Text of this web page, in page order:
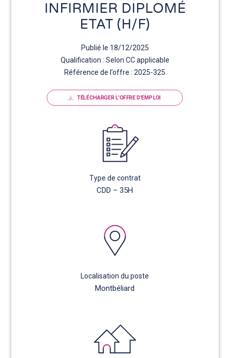
INFIRMIER DIPLOMÉ
ETAT (H/F)
Publié le 18/12/2025
Qualification : Selon CC applicable
Référence de l’offre : 2025-325
TÉLÉCHARGER L'OFFRE D'EMPLOI
Type de contrat
CDD – 35H
Localisation du poste
Montbéliard